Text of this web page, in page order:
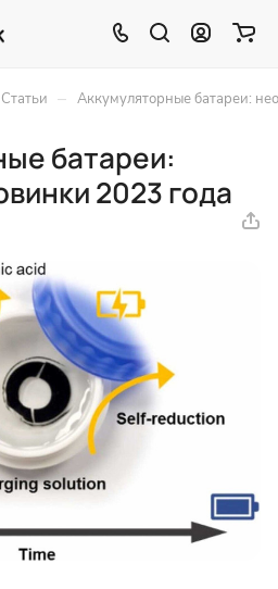
Статьи – Аккумуляторные батареи:
батареи:
2023 года